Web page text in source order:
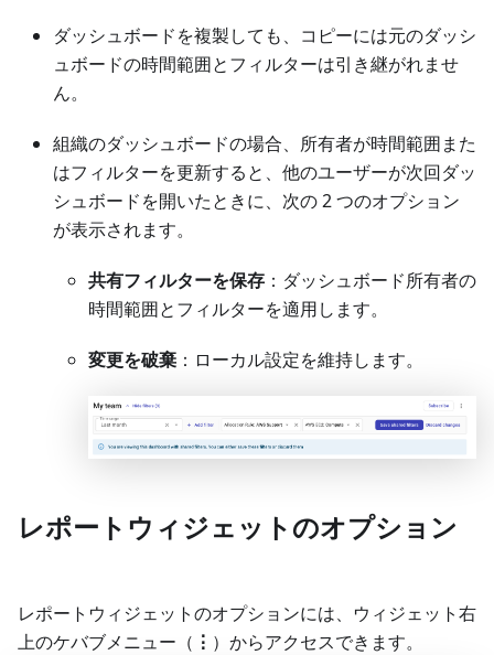
ダッシュボードを複製しても、コピーには元のダッシ
ュボードの時間範囲とフィルターは引き継がれませ
ん。
組織のダッシュボードの場合、所有者が時間範囲また
はフィルターを更新すると、他のユーザーが次回ダッ
シュボードを開いたときに、次の 2 つのオプション
が表示されます。
共有フィルターを保存 ：ダッシュボード所有者の
時間範囲とフィルターを適用します。
変更を破棄 ：ローカル設定を維持します。
レポートウィジェットのオプション
レポートウィジェットのオプションには、ウィジェット右
上のケバブメニュー（ ⋮ ）からアクセスできます。